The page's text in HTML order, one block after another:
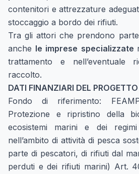
contenitori e attrezzature
stoccaggio a bordo dei rifiuti.
Tra gli attori che prendono
anche le imprese specializzate
trattamento e nell’eventuale
raccolto.
DATI FINANZIARI DEL PROGETTO
Fondo di riferimento:
Protezione e ripristino della
ecosistemi marini e dei
nell’ambito di attività di pesca
parte di pescatori, di rifiuti dal
perduti e dei rifiuti marini) Art.